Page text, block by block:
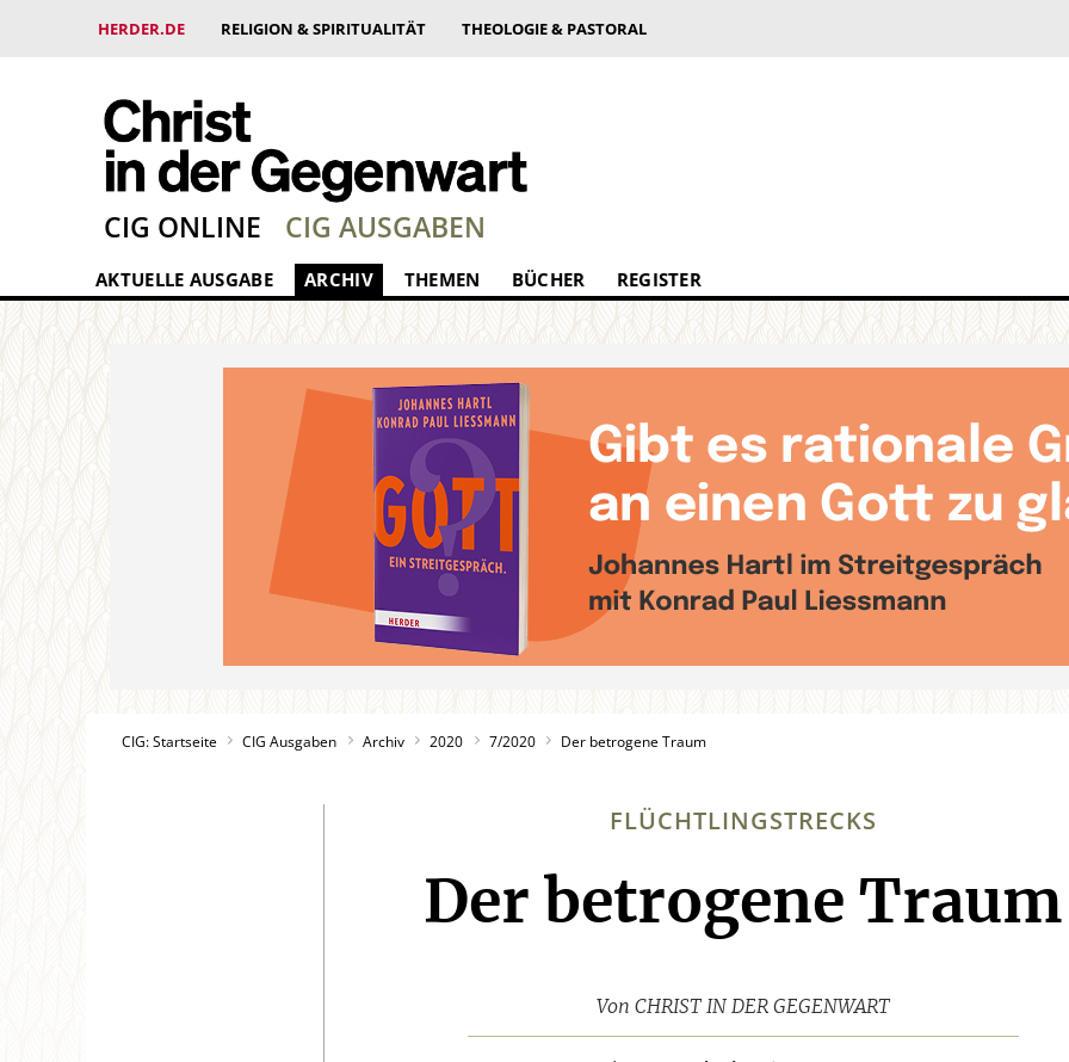
HERDER.DE RELIGION & SPIRITUALITÄT THEOLOGIE & PASTORAL
CIG ONLINE CIG AUSGABEN
AKTUELLE AUSGABE ARCHIV THEMEN BÜCHER REGISTER
CIG: Startseite CIG Ausgaben Archiv 2020 7/2020 Der betrogene Traum
FLÜCHTLINGSTRECKS
:
Der betrogene Traum
Von CHRIST IN DER GEGENWART